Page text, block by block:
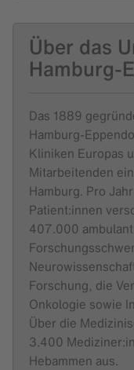
Über das
Hamburg-
Das 1889
Hamburg-
Kliniken Europas
Mitarbeitenden
Hamburg. Pro
Patient:innen
407.000
Forschung, die
Onkologie sowie
Über die
3.400
Hebammen aus.